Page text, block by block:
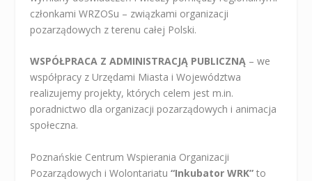
członkami WRZOSu – związkami organizacji
pozarządowych z terenu całej Polski.
WSPÓŁPRACA Z ADMINISTRACJĄ PUBLICZNĄ – we
współpracy z Urzędami Miasta i Województwa
realizujemy projekty, których celem jest m.in.
poradnictwo dla organizacji pozarządowych i animacja
społeczna.
Poznańskie Centrum Wspierania Organizacji
Pozarządowych i Wolontariatu “Inkubator WRK”to